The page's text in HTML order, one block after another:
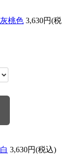
桃色 3,630円(税
3,630円(税込)